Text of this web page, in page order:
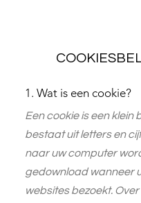
1. Wat is een cookie?
Een cookie is een klein
bestaat uit letters en
naar uw computer
gedownload wanneer
websites bezoekt. Over